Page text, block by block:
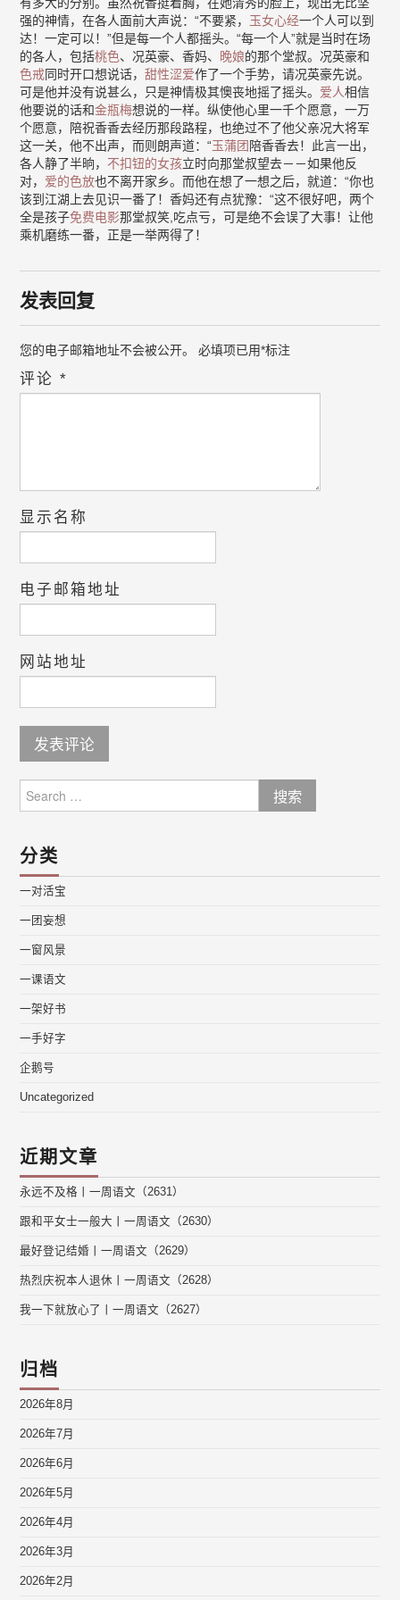
强的神情，在各人面前大声说：“不要紧， 玉女心经一个人可以到
达！一定可以！”但是每一个人都摇头。“每一个人”就是当时在场
的各人，包括桃色、况英豪、香妈、 晚娘的那个堂叔。况英豪和
色戒同时开口想说话，甜性涩爱作了一个手势，请况英豪先说。
可是他并没有说甚么，只是神情极其懊丧地摇了摇头。 爱人相信
他要说的话和金瓶梅想说的一样。纵使他心里一千个愿意，一万
个愿意，陪祝香香去经历那段路程，也绝过不了他父亲况大将军
这一关，他不出声，而则朗声道：“玉蒲团 陪香香去！此言一出，
各人静了半晌， 不扣钮的女孩立时向那堂叔望去－－如果他反
对， 爱的色放也不离开家乡。而他在想了一想之后，就道：“你也
该到江湖上去见识一番了！香妈还有点犹豫：“这不很好吧，两个
全是孩子免费电影那堂叔笑,吃点亏，可是绝不会误了大事！让他
乘机磨练一番，正是一举两得了！
发表回复
您的电子邮箱地址不会被公开。 必填项已用*标注
评论*
显示名称
电子邮箱地址
网站地址
for:
分类
一对活宝
一团妄想
一窗风景
一课语文
一架好书
一手好字
企鹅号
Uncategorized
近期文章
永远不及格丨一周语文（2631）
跟和平女士一般大丨一周语文（2630）
最好登记结婚丨一周语文（2629）
热烈庆祝本人退休丨一周语文（2628）
我一下就放心了丨一周语文（2627）
归档
2026年8月
2026年7月
2026年6月
2026年5月
2026年4月
2026年3月
2026年2月